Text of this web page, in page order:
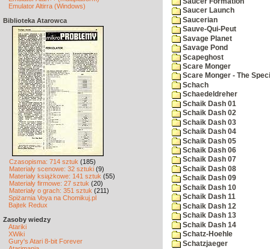
Emulator Altirra (Windows)
Biblioteka Atarowca
Czasopisma: 714 sztuk (185)
Materiały scenowe: 32 sztuki (9)
Materiały książkowe: 141 sztuk (55)
Materiały firmowe: 27 sztuk (20)
Materiały o grach: 351 sztuk (211)
Spiżarnia Voya na Chomikuj.pl
Bajtek Redux
Zasoby wiedzy
Atariki
XWiki
Gury's Atari 8-bit Forever
Saucer Launch
Saucerian
Sauve-Qui-Peut
Savage Planet
Savage Pond
Scapeghost
Scare Monger
Scare Monger - The
Schach
Schaedeldreher
Schaik Dash 01
Schaik Dash 02
Schaik Dash 03
Schaik Dash 04
Schaik Dash 05
Schaik Dash 06
Schaik Dash 07
Schaik Dash 08
Schaik Dash 09
Schaik Dash 10
Schaik Dash 11
Schaik Dash 12
Schaik Dash 13
Schaik Dash 14
Schatz-Hoehle
Schatzjaeger